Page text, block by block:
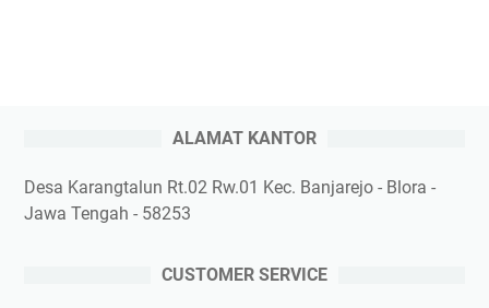
ALAMAT KANTOR
Desa Karangtalun Rt.02 Rw.01 Kec. Banjarejo - Blora -
Jawa Tengah - 58253
CUSTOMER SERVICE